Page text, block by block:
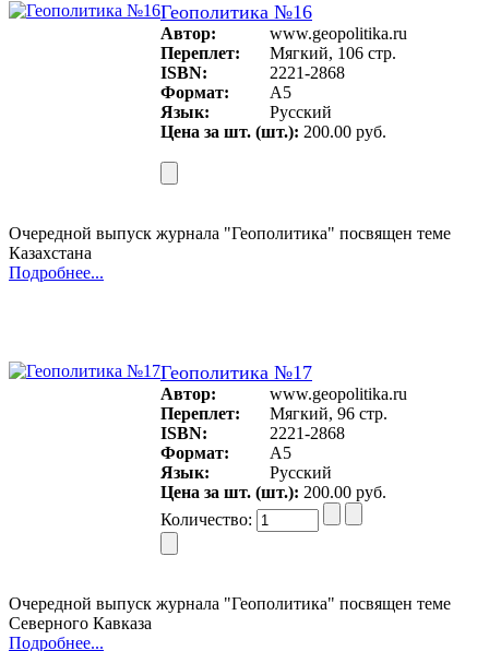
Геополитика №16
Автор:
www.geopolitika.ru
Переплет:
Мягкий, 106 стр.
ISBN:
2221-2868
Формат:
А5
Язык:
Русский
Цена за шт. (шт.): 200.00 руб.
Очередной выпуск журнала "Геополитика" посвящен теме
Казахстана
Подробнее...
Геополитика №17
Автор:
www.geopolitika.ru
Переплет:
Мягкий, 96 стр.
ISBN:
2221-2868
Формат:
А5
Язык:
Русский
Цена за шт. (шт.): 200.00 руб.
Количество:
Очередной выпуск журнала "Геополитика" посвящен теме
Северного Кавказа
Подробнее...